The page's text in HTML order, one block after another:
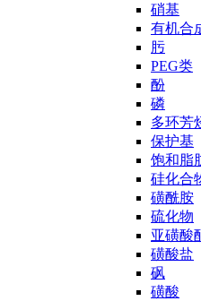
硝基
有机合
肟
PEG类
酚
磷
多环芳
保护基
饱和脂
硅化合
磺酰胺
硫化物
亚磺酸
磺酸盐
砜
磺酸